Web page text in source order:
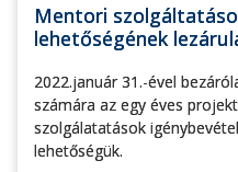
Mentori
lehetőségének
2022.január 31.-ével
számára az egy éves
szolgálatatások
lehetőségük.